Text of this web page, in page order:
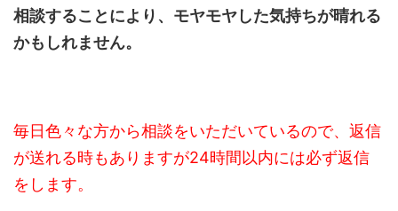
相談することにより、モヤモヤした気持ちが晴れる
かもしれません。
毎日色々な方から相談をいただいているので、返信
が送れる時もありますが24時間以内には必ず返信
をします。